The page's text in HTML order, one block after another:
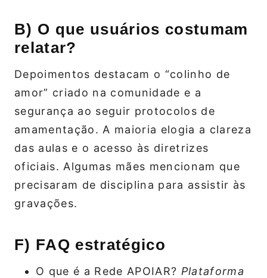
B) O que usuários costumam
relatar?
Depoimentos destacam o “colinho de
amor” criado na comunidade e a
segurança ao seguir protocolos de
amamentação. A maioria elogia a clareza
das aulas e o acesso às diretrizes
oficiais. Algumas mães mencionam que
precisaram de disciplina para assistir às
gravações.
F) FAQ estratégico
O que é a Rede APOIAR? Plataforma